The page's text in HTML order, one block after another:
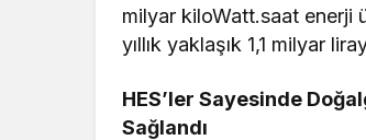
milyar kiloWatt.saat enerji
yıllık yaklaşık 1,1 milyar
HES’ler Sayesinde
Sağlandı